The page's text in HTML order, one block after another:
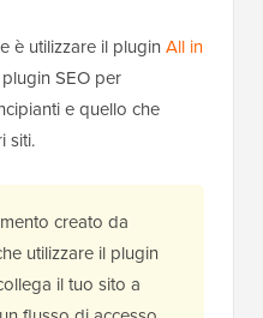
è utilizzare il plugin All in
SEO per
e quello che
siti.
creato da
utilizzare il plugin
il tuo sito a